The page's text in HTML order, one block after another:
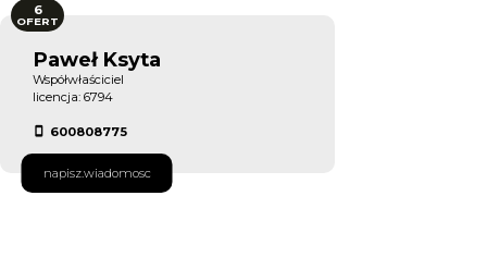
Paweł Ksyta
Współwłaściciel
licencja: 6794
600808775
napisz.wiadomosc
6
OFERT